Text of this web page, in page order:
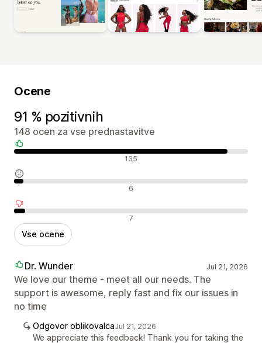
Ocene
91 % pozitivnih
148 ocen za vse prednastavitve
Pozitivne ocene 135
Nevtralne ocene 6
Negativne ocene 7
Vse ocene
Dr. Wunder Jul 21, 2026
We love our theme - meet all our needs. The
support is awesome, reply fast and fix our issues in
no time
Odgovor oblikovalcaJul 21, 2026
We appreciate this feedback! Thank you for taking the